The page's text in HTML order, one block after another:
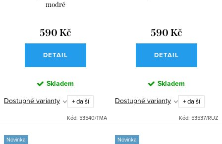
modré
590 Kč
DETAIL
Skladem
Dostupné varianty + další
Kód: 53540/TMA
590 Kč
DETAIL
Skladem
Dostupné varianty + další
Kód: 53537/RUZ
Novinka Novinka